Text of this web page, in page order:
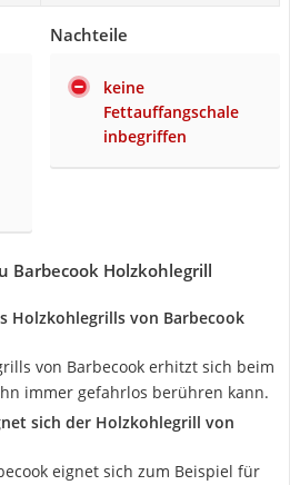
Nachteile
keine
Fettauffangschale
inbegriffen
Barbecook Holzkohlegrill
Holzkohlegrills von Barbecook
von Barbecook erhitzt sich beim
immer gefahrlos berühren kann.
sich der Holzkohlegrill von
eignet sich zum Beispiel für